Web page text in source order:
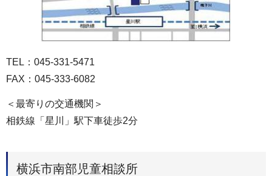
TEL：045-331-5471
FAX：045-333-6082
＜最寄りの交通機関＞
相鉄線「星川」駅下車徒歩2分
横浜市南部児童相談所